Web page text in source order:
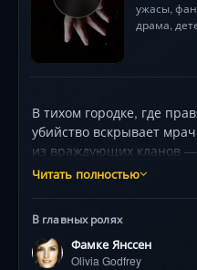
ужасы,
драма,
В тихом городке, где
убийство вскрывает
из враждующих кланов
цыган-изгой —
эксперименты, ставящие
сомнение .
Читать полностью
В главных ролях
Фамке Янссен
Olivia Godfrey